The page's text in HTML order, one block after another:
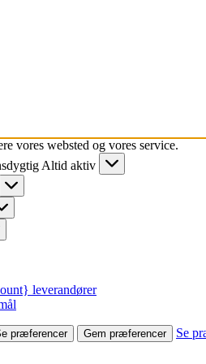
vores websted og vores service.
Altid aktiv
leverandører
præferencer Gem præferencer Se